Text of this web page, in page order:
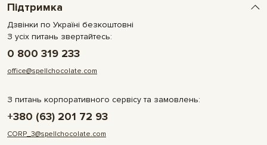
Підтримка
Дзвінки по Україні безкоштовні
З усіх питань звертайтесь:
0 800 319 233
office@spellchocolate.com
З питань корпоративного сервісу та замовлень:
+380 (63) 201 72 93
CORP_3@spellchocolate.com